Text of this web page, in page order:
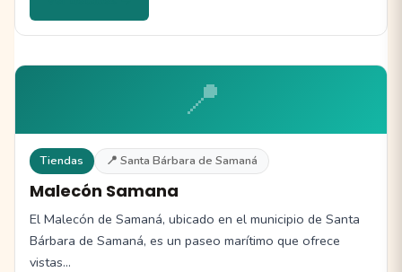
📍
Tiendas 📍 Santa Bárbara de Samaná
Malecón Samana
El Malecón de Samaná, ubicado en el municipio de Santa
Bárbara de Samaná, es un paseo marítimo que ofrece
vistas…